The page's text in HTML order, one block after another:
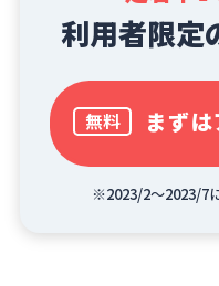
利用者限定
※2023/2～2023/7
無料 まず